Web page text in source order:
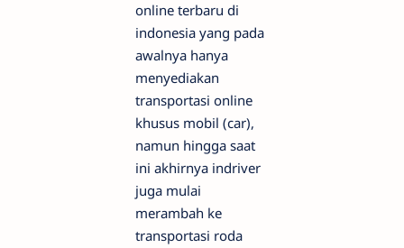
online terbaru di
indonesia yang pada
awalnya hanya
menyediakan
transportasi online
khusus mobil (car),
namun hingga saat
ini akhirnya indriver
juga mulai
merambah ke
transportasi roda